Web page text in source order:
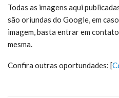
Todas as imagens aqui
são oriundas do Google, em
imagem, basta entrar em
mesma.
Confira outras oportundades: [